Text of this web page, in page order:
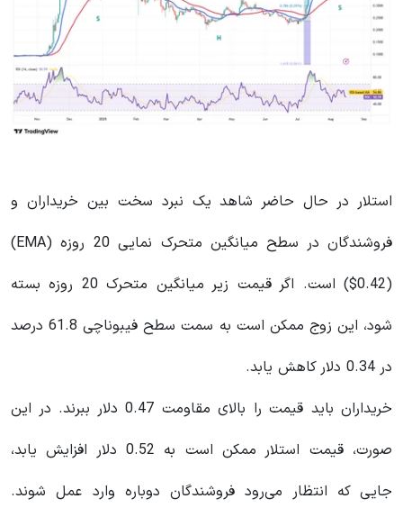
استلار در حال حاضر شاهد یک نبرد سخت بین خریداران و
فروشندگان در سطح میانگین متحرک نمایی 20 روزه (EMA)
($0.42) است. اگر قیمت زیر میانگین متحرک 20 روزه بسته
شود، این زوج ممکن است به سمت سطح فیبوناچی 61.8 درصد
در 0.34 دلار کاهش یابد.
خریداران باید قیمت را بالای مقاومت 0.47 دلار ببرند. در این
صورت، قیمت استلار ممکن است به 0.52 دلار افزایش یابد،
جایی که انتظار می‌رود فروشندگان دوباره وارد عمل شوند.